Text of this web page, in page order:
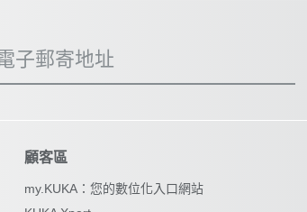
子郵寄地址
顧客區
my.KUKA：您的數位化入口網站